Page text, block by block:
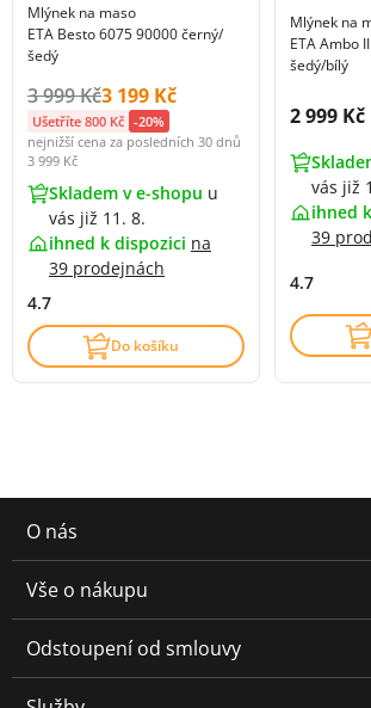
Mlýnek na maso
ETA Besto 6075 90000 černý/
šedý
Původní cena s DPH:
3 999 KčCena s DPH:
3 199 Kč
Ušetříte 800 Kč -20%
nejnižší cena za posledních 30 dnů
3 999 Kč
Skladem v e-shopu u
vás již 11. 8.
ihned k dispozici na
39 prodejnách
4.7
Do košíku
Mlýnek na
ETA Ambo
šedý/bílý
Cena s
2 999 Kč
vás již
ihned
39
4.7
O nás
Vše o nákupu
Odstoupení od smlouvy